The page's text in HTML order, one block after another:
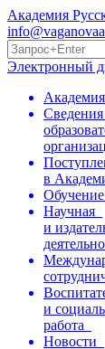
Академия
Электронный
Академия
в
Обучение
Научная
и
и
работа
Новости